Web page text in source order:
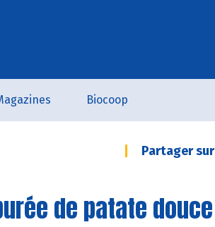
Biocoop
Partager sur
de patate douce